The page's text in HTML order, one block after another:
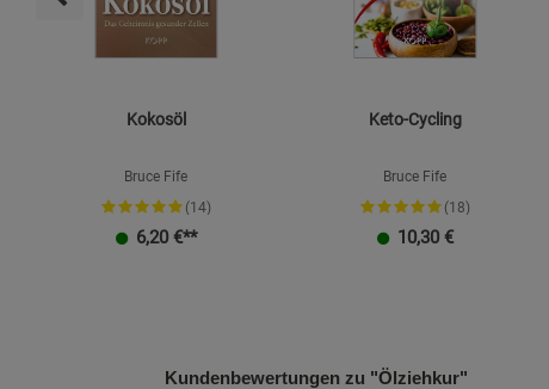
Kokosöl
Bruce Fife
(14)
6,20 €**
Keto-Cycling
Bruce Fife
(18)
10,30 €
Kundenbewertungen zu "Ölziehkur"